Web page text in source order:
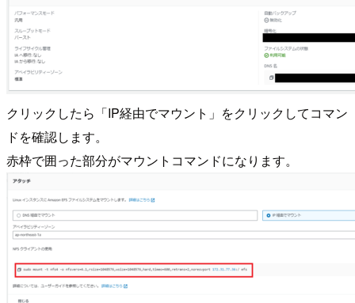
クリックしたら「IP経由でマウント」をクリックしてコマン
ドを確認します。
赤枠で囲った部分がマウントコマンドになります。